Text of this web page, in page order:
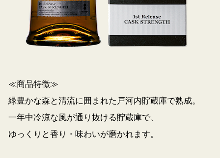
≪商品特徴≫
緑豊かな森と清流に囲まれた戸河内貯蔵庫で熟成。
一年中冷涼な風が通り抜ける貯蔵庫で、
ゆっくりと香り・味わいが磨かれます。